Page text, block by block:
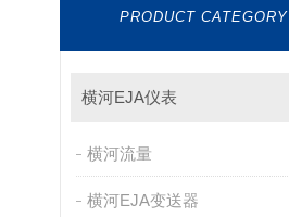
PRODUCT CATEGORY
横河EJA仪表
横河流量
横河EJA变送器